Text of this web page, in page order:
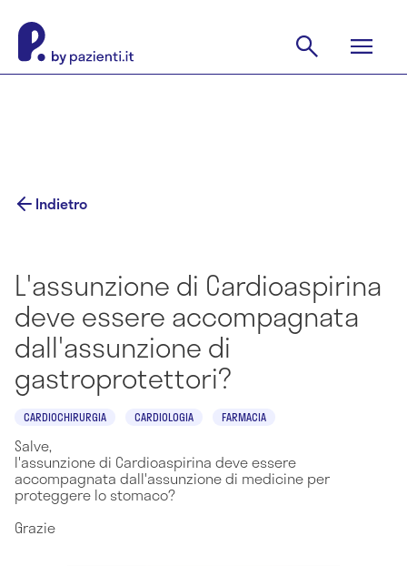
Indietro
L'assunzione di Cardioaspirina
deve essere accompagnata
dall'assunzione di
gastroprotettori?
CARDIOCHIRURGIA CARDIOLOGIA FARMACIA
Salve,
l'assunzione di Cardioaspirina deve essere
accompagnata dall'assunzione di medicine per
proteggere lo stomaco?
Grazie